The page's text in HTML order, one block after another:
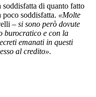
soddisfatta di quanto fatto
soddisfatta. «Molte
– si sono però dovute
burocratico e con la
emanati in questi
al credito».